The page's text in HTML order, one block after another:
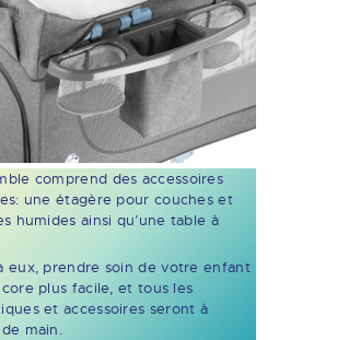
comprend des accessoires
une étagère pour couches et
humides ainsi qu’une table à
eux, prendre soin de votre enfant
plus facile, et tous les
et accessoires seront à
main.